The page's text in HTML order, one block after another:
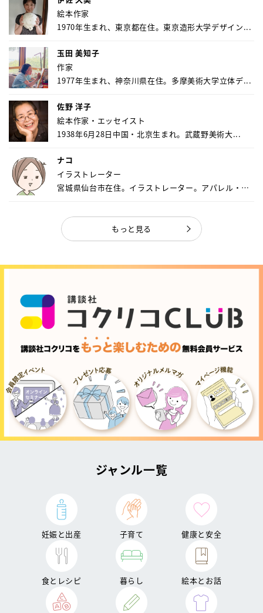
絵本作家
1970年生まれ、東京都在住。東京造形大学デザイン...
玉田 美知子
作家
1977年生まれ、神奈川県在住。多摩美術大学立体デ...
佐野 洋子
絵本作家・エッセイスト
1938年6月28日中国・北京生まれ。武蔵野美術大...
ナコ
イラストレーター
宮城県仙台市在住。イラストレーター。アパレル・キ
もっと見る
ジャンル一覧
妊娠と出産 子育て 健康と安全
食とレシピ 暮らし 絵本とお話